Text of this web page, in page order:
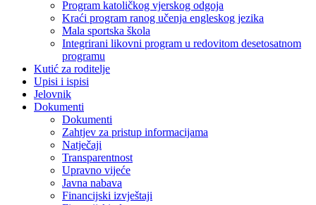
Program katoličkog vjerskog odgoja
Kraći program ranog učenja engleskog jezika
Mala sportska škola
Integrirani likovni program u redovitom desetosatnom
programu
Kutić za roditelje
Upisi i ispisi
Jelovnik
Dokumenti
Dokumenti
Zahtjev za pristup informacijama
Natječaji
Transparentnost
Upravno vijeće
Javna nabava
Financijski izvještaji